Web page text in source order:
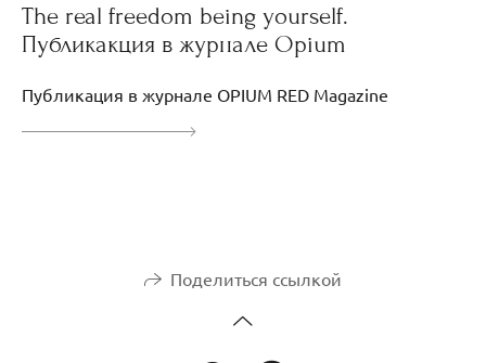
The real freedom being yourself.
Публикакция в журнале Opium
Публикация в журнале OPIUM RED Magazine
Поделиться ссылкой